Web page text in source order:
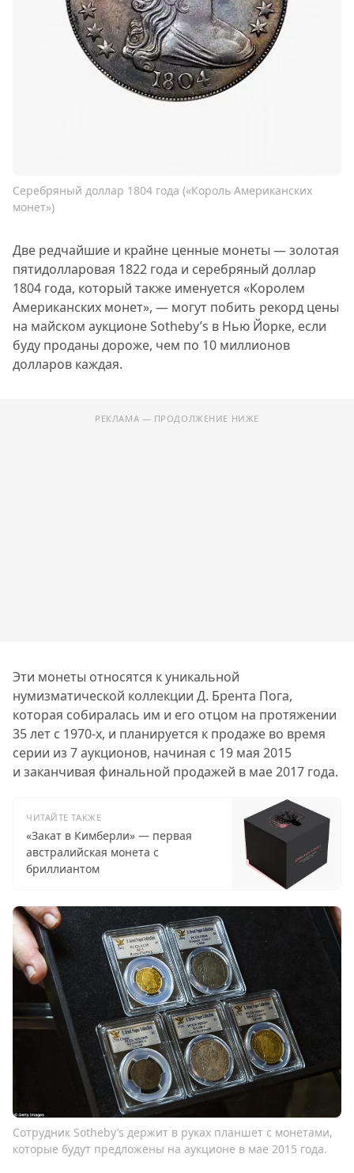
Серебряный доллар 1804 года («Король Американских
монет»)
Две редчайшие и крайне ценные монеты — золотая
пятидолларовая 1822 года и серебряный доллар
1804 года, который также именуется «Королем
Американских монет», — могут побить рекорд цены
на майском аукционе Sotheby’s в Нью Йорке, если
буду проданы дороже, чем по 10 миллионов
долларов каждая.
РЕКЛАМА — ПРОДОЛЖЕНИЕ НИЖЕ
Эти монеты относятся к уникальной
нумизматической коллекции Д. Брента Пога,
которая собиралась им и его отцом на протяжении
35 лет с 1970-х, и планируется к продаже во время
серии из 7 аукционов, начиная с 19 мая 2015
и заканчивая финальной продажей в мае 2017 года.
ЧИТАЙТЕ ТАКЖЕ
«Закат в Кимберли» — первая
австралийская монета с
бриллиантом
Сотрудник Sotheby’s держит в руках планшет с монетами,
которые будут предложены на аукционе в мае 2015 года.